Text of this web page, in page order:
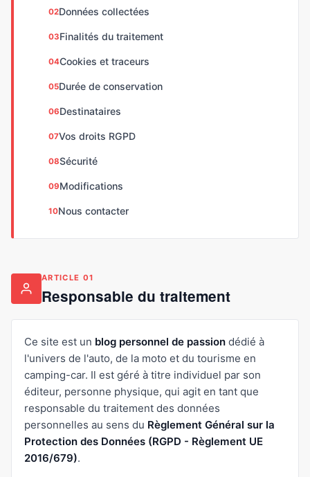
Données collectées
Finalités du traitement
Cookies et traceurs
Durée de conservation
Destinataires
Vos droits RGPD
Sécurité
Modifications
Nous contacter
ARTICLE 01
Responsable du traitement
Ce site est un blog personnel de passion dédié à
l'univers de l'auto, de la moto et du tourisme en
camping-car. Il est géré à titre individuel par son
éditeur, personne physique, qui agit en tant que
responsable du traitement des données
personnelles au sens du Règlement Général sur la
Protection des Données (RGPD - Règlement UE
2016/679).